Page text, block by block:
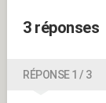
3 réponses
RÉPONSE 1 / 3